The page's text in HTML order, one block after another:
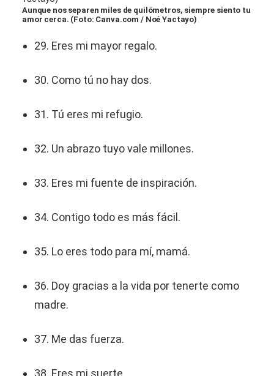
Aunque nos separen miles de quilómetros, siempre siento tu
amor cerca. (Foto: Canva.com / Noé Yactayo)
29. Eres mi mayor regalo.
30. Como tú no hay dos.
31. Tú eres mi refugio.
32. Un abrazo tuyo vale millones.
33. Eres mi fuente de inspiración.
34. Contigo todo es más fácil.
35. Lo eres todo para mí, mamá.
36. Doy gracias a la vida por tenerte como
madre.
37. Me das fuerza.
38. Eres mi suerte.